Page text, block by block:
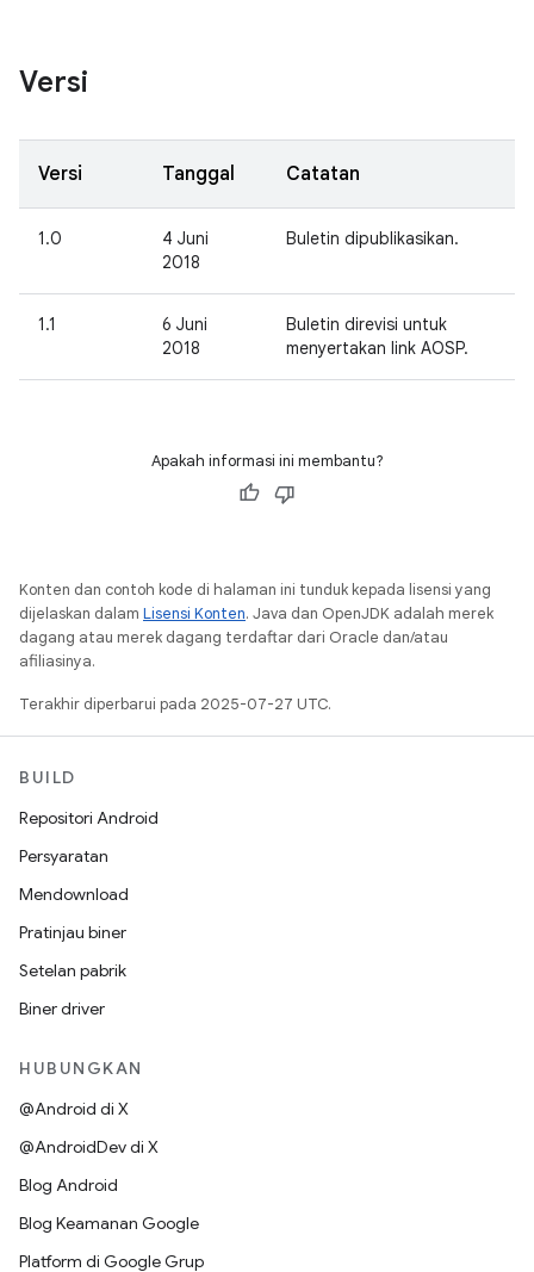
Versi
Versi Tanggal Catatan
1.0
4 Juni
2018
Buletin dipublikasikan.
1.1
6 Juni
2018
Buletin direvisi untuk
menyertakan link AOSP.
Apakah informasi ini membantu?
Konten dan contoh kode di halaman ini tunduk kepada lisensi yang
dijelaskan dalam Lisensi Konten. Java dan OpenJDK adalah merek
dagang atau merek dagang terdaftar dari Oracle dan/atau
afiliasinya.
Terakhir diperbarui pada 2025-07-27 UTC.
BUILD
Repositori Android
Persyaratan
Mendownload
Pratinjau biner
Setelan pabrik
Biner driver
HUBUNGKAN
@Android di X
@AndroidDev di X
Blog Android
Blog Keamanan Google
Platform di Google Grup